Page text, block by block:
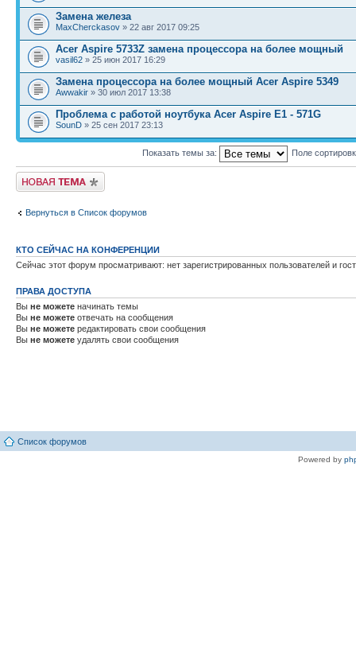
Замена железа
MaxCherckasov » 22 авг 2017 09:25
Acer Aspire 5733Z замена процессора на более мощный
vasil62 » 25 июн 2017 16:29
Замена процессора на более мощный Acer Aspire 5349
Awwakir » 30 июл 2017 13:38
Проблема с работой ноутбука Acer Aspire E1 - 571G
SounD » 25 сен 2017 23:13
Показать темы за: Поле
Новая тема
Вернуться в Список форумов
КТО СЕЙЧАС НА КОНФЕРЕНЦИИ
Сейчас этот форум просматривают: нет зарегистрированных пользователей и
ПРАВА ДОСТУПА
Вы не можете начинать темы
Вы не можете отвечать на сообщения
Вы не можете редактировать свои сообщения
Вы не можете удалять свои сообщения
Список форумов
Powered by